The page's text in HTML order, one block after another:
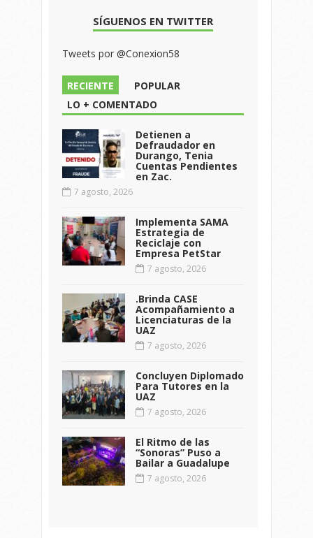
SÍGUENOS EN TWITTER
Tweets por @Conexion58
RECIENTE
POPULAR
LO + COMENTADO
Detienen a
Defraudador en
Durango, Tenia
Cuentas Pendientes
en Zac.
7 agosto, 2026
Implementa SAMA
Estrategia de
Reciclaje con
Empresa PetStar
7 agosto, 2026
.Brinda CASE
Acompañamiento a
Licenciaturas de la
UAZ
7 agosto, 2026
Concluyen Diplomado
Para Tutores en la
UAZ
7 agosto, 2026
El Ritmo de las
“Sonoras” Puso a
Bailar a Guadalupe
7 agosto, 2026